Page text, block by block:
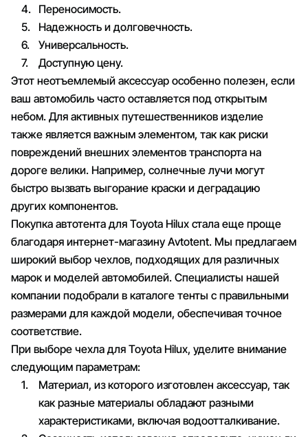
Переносимость.
Надежность и долговечность.
Универсальность.
Доступную цену.
Этот неотъемлемый аксессуар особенно полезен, если
ваш автомобиль часто оставляется под открытым
небом. Для активных путешественников изделие
также является важным элементом, так как риски
повреждений внешних элементов транспорта на
дороге велики. Например, солнечные лучи могут
быстро вызвать выгорание краски и деградацию
других компонентов.
Покупка автотента для Toyota Hilux стала еще проще
благодаря интернет-магазину Avtotent. Мы предлагаем
широкий выбор чехлов, подходящих для различных
марок и моделей автомобилей. Специалисты нашей
компании подобрали в каталоге тенты с правильными
размерами для каждой модели, обеспечивая точное
соответствие.
При выборе чехла для Toyota Hilux, уделите внимание
следующим параметрам:
Материал, из которого изготовлен аксессуар, так
как разные материалы обладают разными
характеристиками, включая водоотталкивание.